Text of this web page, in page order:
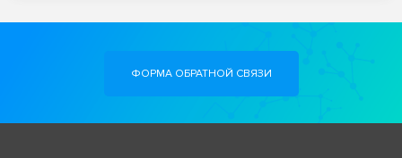
ФОРМА ОБРАТНОЙ СВЯЗИ